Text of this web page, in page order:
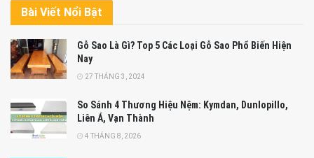
Bài Viết Nổi Bật
Gỗ Sao Là Gì? Top 5 Các Loại Gỗ Sao Phổ Biến Hiện
Nay
27 THÁNG 3, 2024
So Sánh 4 Thương Hiệu Nệm: Kymdan, Dunlopillo,
Liên Á, Vạn Thành
4 THÁNG 8, 2026